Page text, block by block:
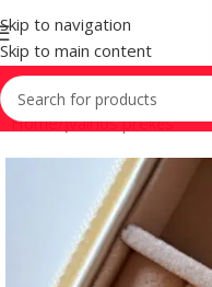
Skip to navigation
Skip to main content
Home/Įvairios prekės